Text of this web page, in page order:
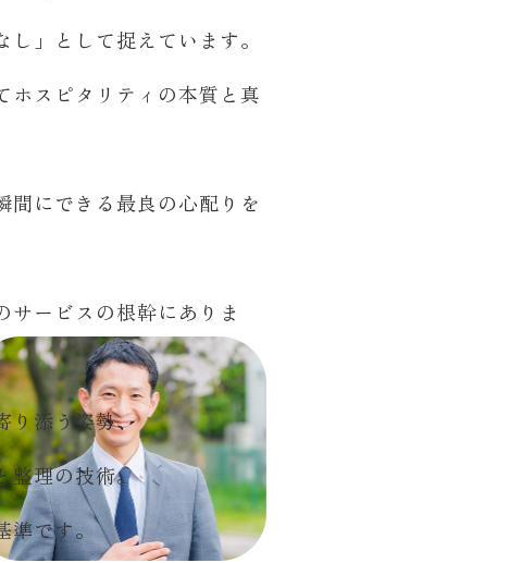
」として捉えています。
ホスピタリティの本質と真
間にできる最良の心配りを
サービスの根幹にありま
り添う姿勢、
整理の技術。
準です。